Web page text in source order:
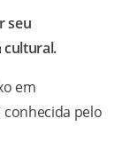
seu
cultural.
em
conhecida pelo